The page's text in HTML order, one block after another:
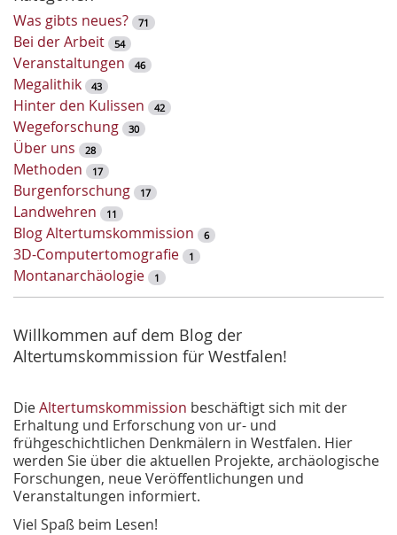
l
ü
s
s
e
l
w
o
r
t
-
S
u
c
e
Was gibts neues? 71
Bei der Arbeit 54
Veranstaltungen 46
Megalithik 43
Hinter den Kulissen 42
Wegeforschung 30
Über uns 28
Methoden 17
Burgenforschung 17
Landwehren 11
Blog Altertumskommission 6
3D-Computertomografie 1
Montanarchäologie 1
Willkommen auf dem Blog der
Altertumskommission für Westfalen!
DieAltertumskommission beschäftigt sich mit der
Erhaltung und Erforschung von ur- und
frühgeschichtlichen Denkmälern in Westfalen. Hier
werden Sie über die aktuellen Projekte, archäologische
Forschungen, neue Veröffentlichungen und
Veranstaltungen informiert.
Viel Spaß beim Lesen!